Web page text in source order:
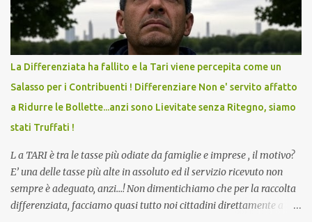
La Differenziata ha fallito e la Tari viene percepita come un
Salasso per i Contribuenti ! Differenziare Non e' servito affatto
a Ridurre le Bollette...anzi sono Lievitate senza Ritegno, siamo
stati Truffati !
L a TARI è tra le tasse più odiate da famiglie e imprese , il motivo?
E’ una delle tasse più alte in assoluto ed il servizio ricevuto non
sempre è adeguato, anzi…! Non dimentichiamo che per la raccolta
differenziata, facciamo quasi tutto noi cittadini direttamente a